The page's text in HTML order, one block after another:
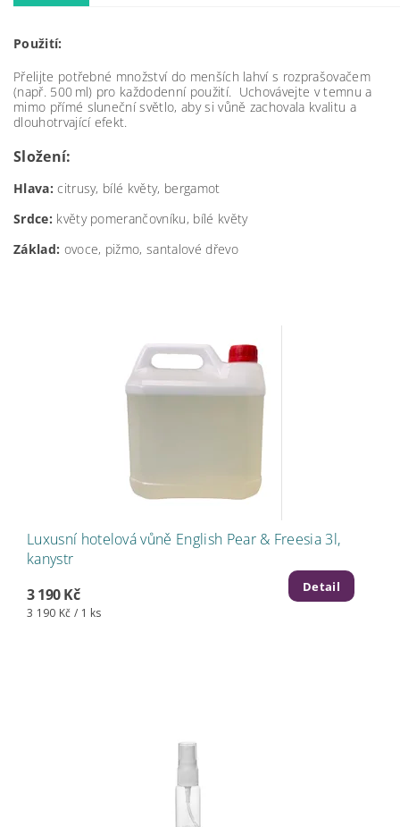
Použití:
Přelijte potřebné množství do menších lahví s rozprašovačem
(např. 500 ml) pro každodenní použití. Uchovávejte v temnu a
mimo přímé sluneční světlo, aby si vůně zachovala kvalitu a
dlouhotrvající efekt.
Složení:
Hlava:citrusy, bílé květy, bergamot
Srdce: květy pomerančovníku, bílé květy
Základ: ovoce, pižmo, santalové dřevo
Luxusní hotelová vůně English Pear & Freesia 3l,
kanystr
3 190 Kč
3 190 Kč / 1 ks
Detail